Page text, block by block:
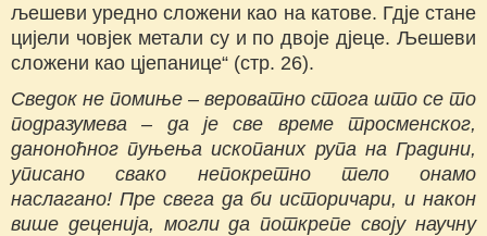
љешеви уредно сложени као на катове. Гдје стане
цијели човјек метали су и по двоје дјеце. Љешеви
сложени као цјепанице“ (стр. 26).
Сведок не помиње – вероватно стога што се то
подразумева – да је све време тросменског,
даноноћног пуњења ископаних рупа на Градини,
уписано свако непокретно тело онамо
наслагано! Пре свега да би историчари, и након
више деценија, могли да поткрепе своју научну